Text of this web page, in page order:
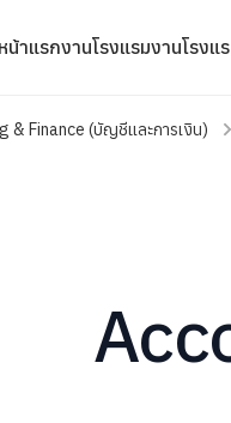
หน้าแรกงานโรงแรมงานโรงแ
& Finance (บัญชีและการเงิน)